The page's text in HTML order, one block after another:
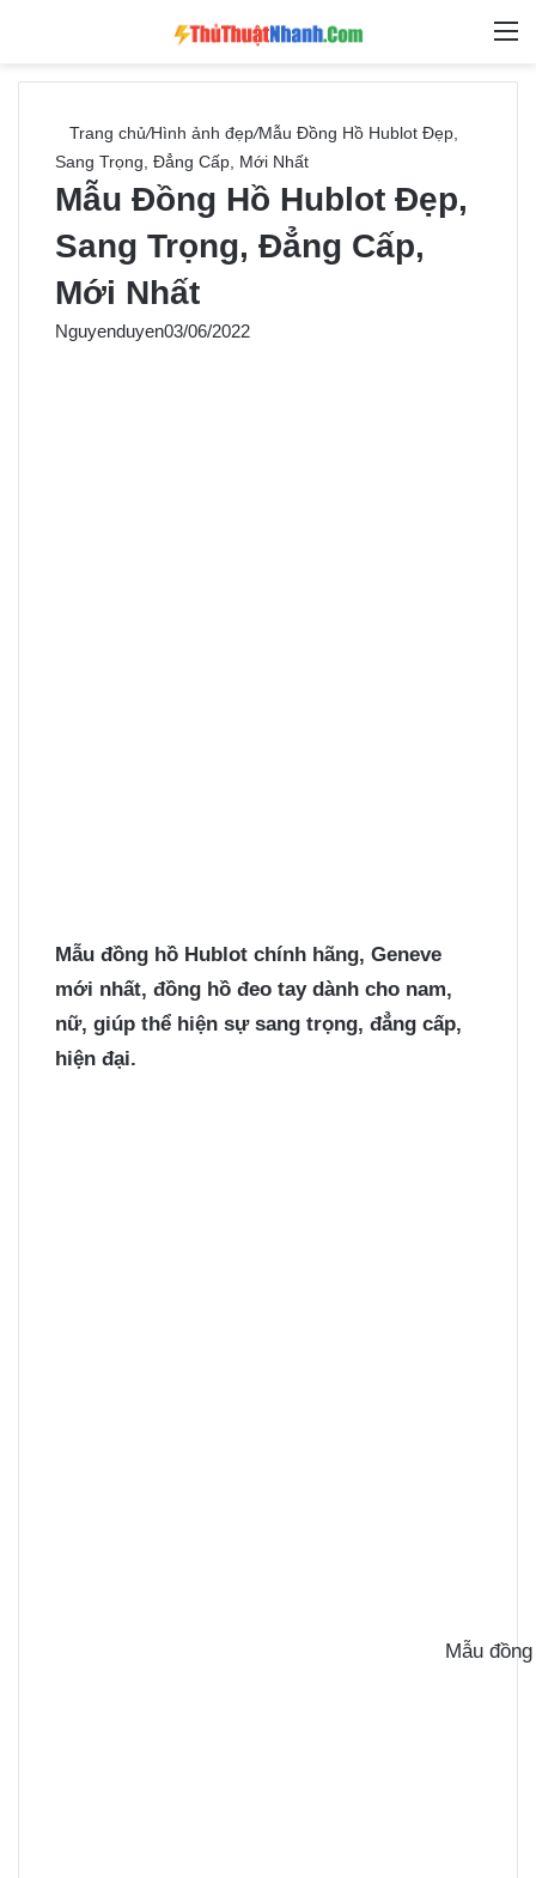
Tìm
Trang chủ/Hình ảnh đẹp/Mẫu Đồng Hồ Hublot Đẹp,
Sang Trọng, Đẳng Cấp, Mới Nhất
Mẫu Đồng Hồ Hublot Đẹp,
Sang Trọng, Đẳng Cấp,
Mới Nhất
Nguyenduyen03/06/2022
Mẫu đồng hồ Hublot chính hãng, Geneve
mới nhất, đồng hồ đeo tay dành cho nam,
nữ, giúp thể hiện sự sang trọng, đẳng cấp,
hiện đại.
Mẫu